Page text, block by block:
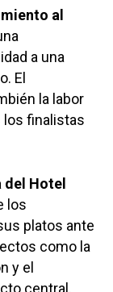
al
a una
El
la labor
los finalistas
del Hotel
los
platos ante
como la
y el
central.